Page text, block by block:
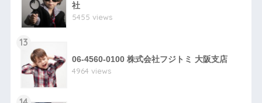
社
5455 views
13
06-4560-0100 株式会社フジトミ 大阪支店
4964 views